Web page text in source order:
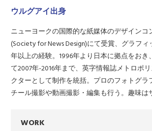
ウルグアイ出身
ニューヨークの国際的な紙媒体のデザインコ
(Society for News Design)にて受賞、グラフィ
年以上の経験。1996年より日本に拠点をおき
て2007年-2016年まで、英字情報誌メトロポ
クターとして制作を統括。プロのフォトグラ
チール撮影や動画撮影・編集も行う。趣味は
WORK